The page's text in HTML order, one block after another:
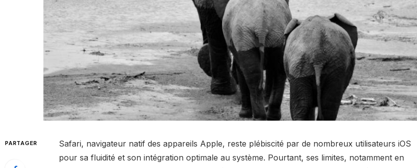
PARTAGER
Safari, navigateur natif des appareils Apple, reste plébiscité par de nombreux utilisateurs iOS
pour sa fluidité et son intégration optimale au système. Pourtant, ses limites, notamment en